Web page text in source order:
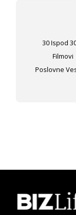
30 Ispod
Filmovi
Poslovne